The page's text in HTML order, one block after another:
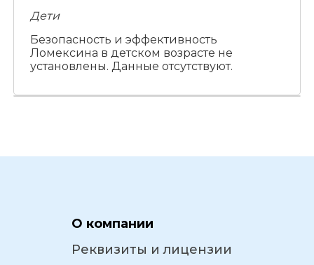
Дети
Безопасность и эффективность
Ломексина в детском возрасте не
установлены. Данные отсутствуют.
О компании
Реквизиты и лицензии